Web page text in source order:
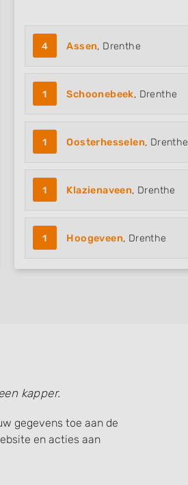
4 Assen, Drenthe
1 Schoonebeek, Drenthe
1 Oosterhesselen, Drenthe
1 Klazienaveen, Drenthe
1 Hoogeveen, Drenthe
kapper.
gegevens toe aan de
en acties aan